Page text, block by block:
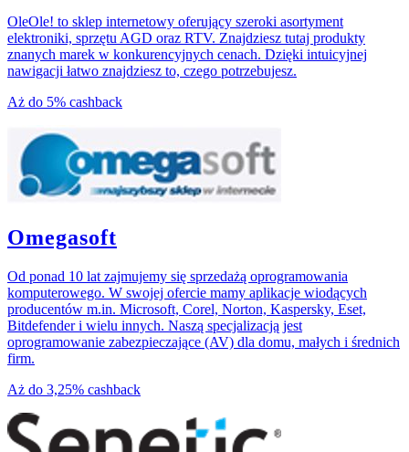
OleOle! to sklep internetowy oferujący szeroki asortyment
elektroniki, sprzętu AGD oraz RTV. Znajdziesz tutaj produkty
znanych marek w konkurencyjnych cenach. Dzięki intuicyjnej
nawigacji łatwo znajdziesz to, czego potrzebujesz.
Aż do 5% cashback
Omegasoft
Od ponad 10 lat zajmujemy się sprzedażą oprogramowania
komputerowego. W swojej ofercie mamy aplikacje wiodących
producentów m.in. Microsoft, Corel, Norton, Kaspersky, Eset,
Bitdefender i wielu innych. Naszą specjalizacją jest
oprogramowanie zabezpieczające (AV) dla domu, małych i średnich
firm.
Aż do 3,25% cashback